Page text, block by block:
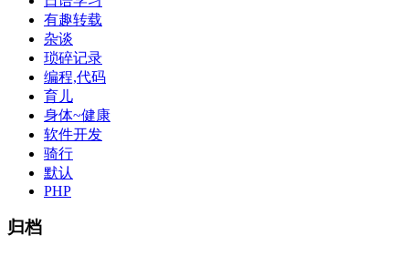
有趣转载
杂谈
琐碎记录
编程,代码
育儿
身体~健康
软件开发
骑行
默认
PHP
归档